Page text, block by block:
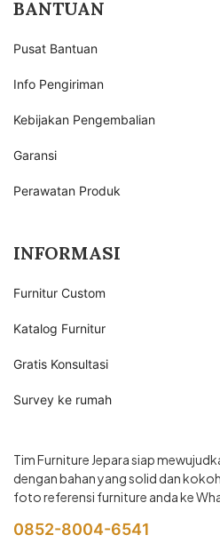
BANTUAN
Pusat Bantuan
Info Pengiriman
Kebijakan Pengembalian
Garansi
Perawatan Produk
INFORMASI
Furnitur Custom
Katalog Furnitur
Gratis Konsultasi
Survey ke rumah
Tim Furniture Jepara siap
dengan bahan yang solid dan
foto referensi furniture anda ke
0852-8004-6541